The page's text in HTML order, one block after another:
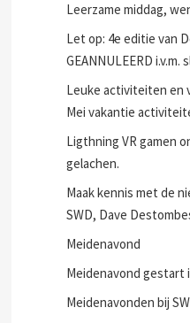
Leerzame middag,
Let op: 4e editie van
GEANNULEERD
Leuke activiteiten en
Mei vakantie
Ligthning VR gamen
gelachen.
Maak kennis met de
SWD, Dave
Meidenavond
Meidenavond gestart
Meidenavonden bij